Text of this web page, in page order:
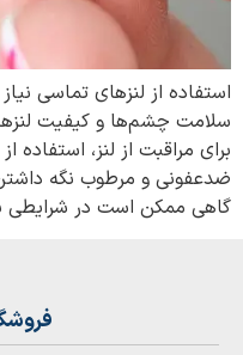
استفاده از لنزهای تماسی
سلامت چشم‌ها و کیفیت
برای مراقبت از لنز،
ضدعفونی و مرطوب نگه داشتن
گاهی ممکن است در شرایطی